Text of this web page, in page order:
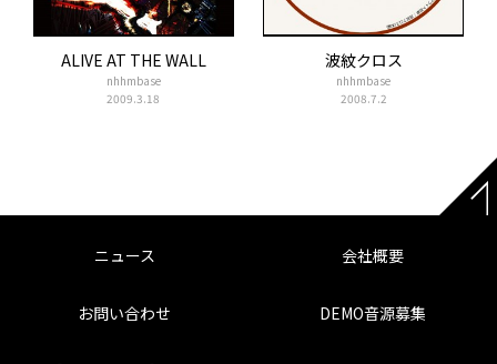
ALIVE AT THE WALL
nhhmbase
2009.3.18
波紋クロス
nhhmbase
2008.7.2
ニュース 会社概要
お問い合わせ DEMO音源募集